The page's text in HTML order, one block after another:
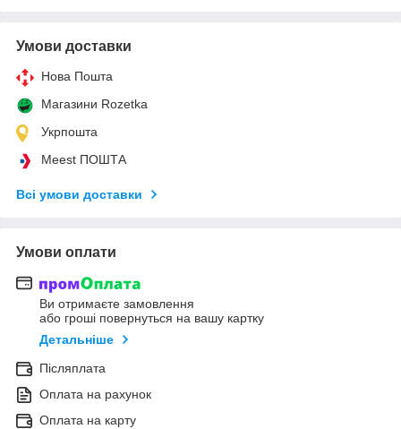
Умови доставки
Нова Пошта
Магазини Rozetka
Укрпошта
Meest ПОШТА
Всі умови доставки
Умови оплати
Ви отримаєте замовлення
або гроші повернуться на вашу картку
Детальніше
Післяплата
Оплата на рахунок
Оплата на карту